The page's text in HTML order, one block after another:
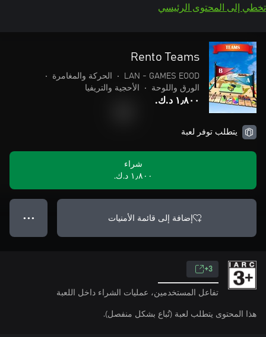
تخطي إلى المحتوى الرئيسي
Rento Teams
LAN - GAMES EOOD
• الحركة والمغامرة
•
الورق واللوحة
• الأحجية والتريفيا
١٫٨٠٠ د.ك.‏
يتطلب توفر لعبة
شراء
١٫٨٠٠ د.ك.‏
إضافة إلى قائمة الأمنيات ● ● ●
3+
تفاعل المستخدمين، عمليات الشراء داخل اللعبة
هذا المحتوى يتطلب لعبة (تُباع بشكل منفصل).